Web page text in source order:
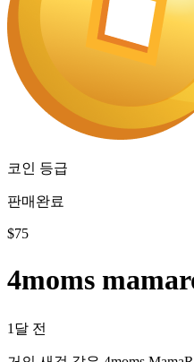
코인 등급
판매완료
$75
4moms
1달 전